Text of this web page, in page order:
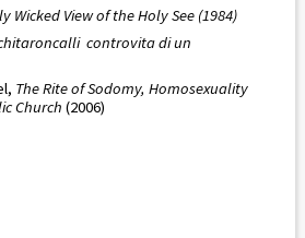
Wicked View of the Holy See (1984)
controvita di un
The Rite of Sodomy, Homosexuality
Church (2006)